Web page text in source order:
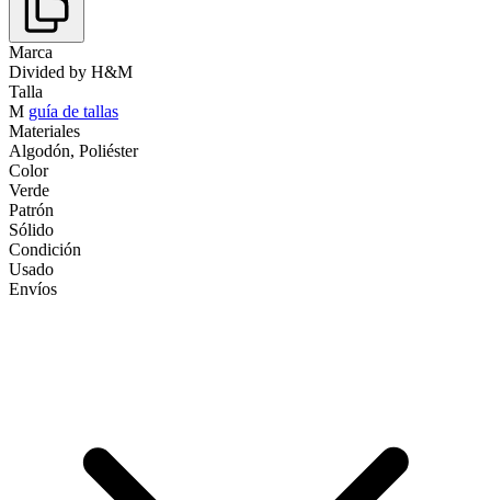
Marca
Divided by H&M
Talla
M guía de tallas
Materiales
Algodón, Poliéster
Color
Verde
Patrón
Sólido
Condición
Usado
Envíos